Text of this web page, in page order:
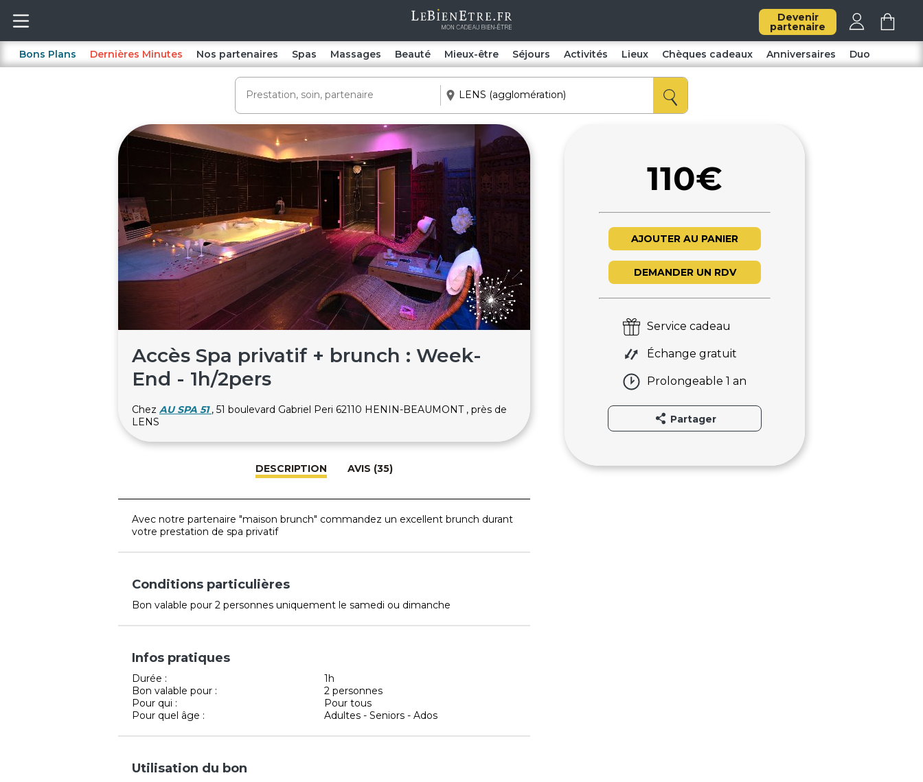
Devenir
partenaire
Bons Plans Dernières Minutes Nos partenaires Spas Massages Beauté Mieux-être Séjours Activités Lieux Chèques cadeaux Anniversaires Duo
Accès Spa privatif + brunch : Week-
End - 1h/2pers
Chez AU SPA 51 , 51 boulevard Gabriel Peri 62110 HENIN-BEAUMONT , près de
LENS
DESCRIPTION AVIS (35)
Avec notre partenaire "maison brunch" commandez un excellent brunch durant
votre prestation de spa privatif
Conditions particulières
Bon valable pour 2 personnes uniquement le samedi ou dimanche
Infos pratiques
Durée :
1h
Bon valable pour :
2 personnes
Pour qui :
Pour tous
Pour quel âge :
Adultes - Seniors - Ados
Utilisation du bon
110€
AJOUTER AU PANIER
DEMANDER UN RDV
Service cadeau
Échange gratuit
Prolongeable 1 an
Partager